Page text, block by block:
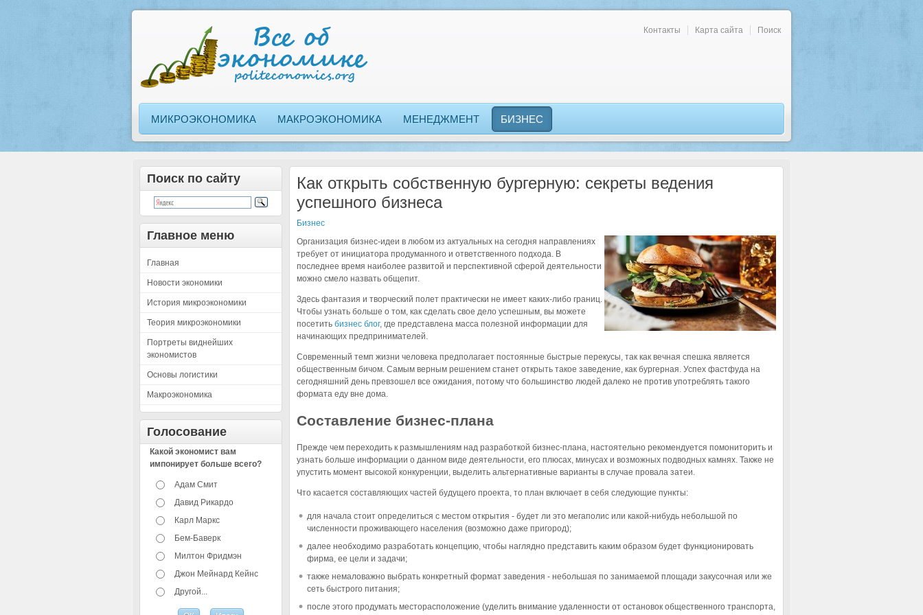
Контакты Карта сайта Поиск
МИКРОЭКОНОМИКА МАКРОЭКОНОМИКА МЕНЕДЖМЕНТ БИЗНЕС
Поиск по сайту
Главное меню
Главная
Новости экономики
История микроэкономики
Теория микроэкономики
Портреты виднейших
экономистов
Основы логистики
Макроэкономика
Голосование
Какой экономист вам
импонирует больше всего?
Адам Смит
Давид Рикардо
Карл Маркс
Бем-Баверк
Милтон Фридмэн
Джон Мейнард Кейнс
Другой...
Как открыть собственную бургерную: секреты ведения
успешного бизнеса
Бизнес
Организация бизнес-идеи в любом из актуальных на сегодня направлениях
требует от инициатора продуманного и ответственного подхода. В
последнее время наиболее развитой и перспективной сферой деятельности
можно смело назвать общепит.
Здесь фантазия и творческий полет практически не имеет каких-либо границ.
Чтобы узнать больше о том, как сделать свое дело успешным, вы можете
посетитьбизнес блог, где представлена масса полезной информации для
начинающих предпринимателей.
Современный темп жизни человека предполагает постоянные быстрые перекусы, так как вечная спешка является
общественным бичом. Самым верным решением станет открыть такое заведение, как бургерная. Успех фастфуда на
сегодняшний день превзошел все ожидания, потому что большинство людей далеко не против употреблять такого
формата еду вне дома.
Составление бизнес-плана
Прежде чем переходить к размышлениям над разработкой бизнес-плана, настоятельно рекомендуется помониторить и
узнать больше информации о данном виде деятельности, его плюсах, минусах и возможных подводных камнях. Также не
упустить момент высокой конкуренции, выделить альтернативные варианты в случае провала затеи.
Что касается составляющих частей будущего проекта, то план включает в себя следующие пункты:
для начала стоит определиться с местом открытия - будет ли это мегаполис или какой-нибудь небольшой по
численности проживающего населения (возможно даже пригород);
далее необходимо разработать концепцию, чтобы наглядно представить каким образом будет функционировать
фирма, ее цели и задачи;
также немаловажно выбрать конкретный формат заведения - небольшая по занимаемой площади закусочная или же
сеть быстрого питания;
после этого продумать месторасположение (уделить внимание удаленности от остановок общественного транспорта,